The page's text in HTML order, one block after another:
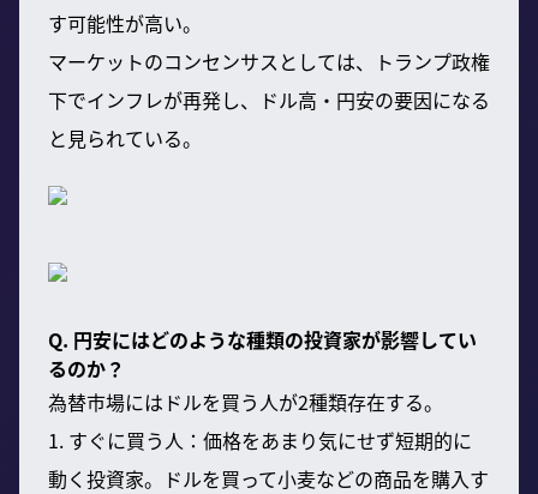
す可能性が高い。
マーケットのコンセンサスとしては、トランプ政権
下でインフレが再発し、ドル高・円安の要因になる
と見られている。
Q. 円安にはどのような種類の投資家が影響してい
るのか？
為替市場にはドルを買う人が2種類存在する。
1. すぐに買う人：価格をあまり気にせず短期的に
動く投資家。ドルを買って小麦などの商品を購入す